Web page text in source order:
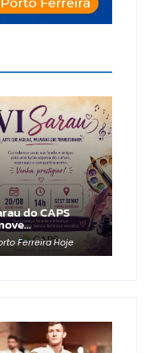
do CAPS
Ferreira Hoje